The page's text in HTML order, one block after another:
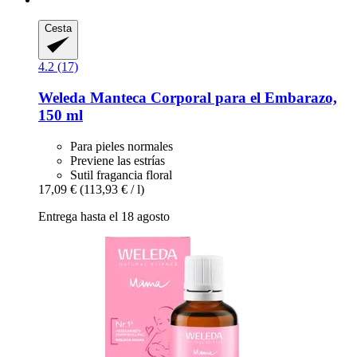
Cesta
4.2 (17)
Weleda Manteca Corporal para el Embarazo,
150 ml
Para pieles normales
Previene las estrías
Sutil fragancia floral
17,09 € (113,93 € / l)
Entrega hasta el 18 agosto